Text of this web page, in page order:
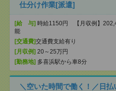
仕分け作業[派遣]
[給 与] 時給1150円 【月収例】
能
[交通費]交通費支給有り
[月収例] 20～25万円
[勤務地] 多喜浜駅から車8分
＼空いた時間で働く！／日